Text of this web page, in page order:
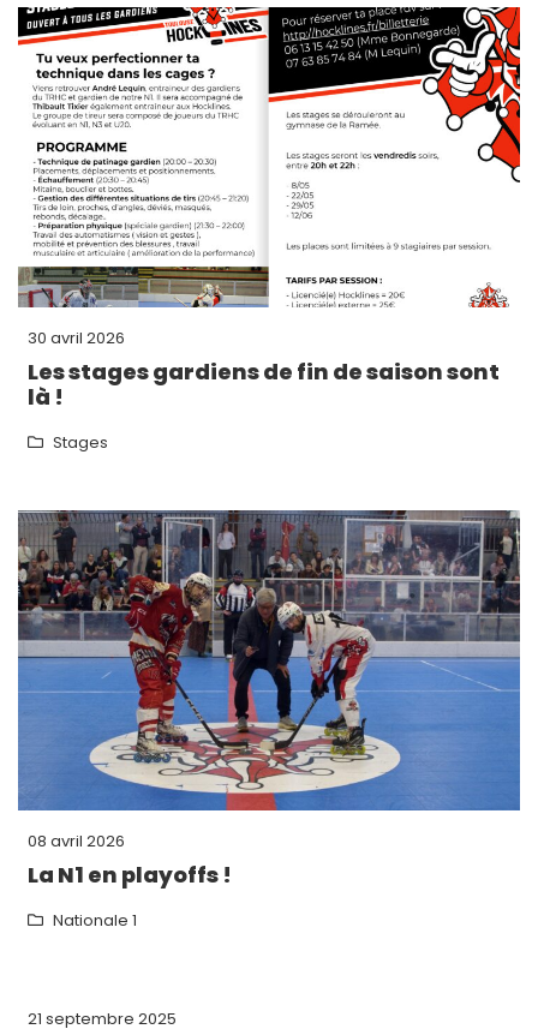
30 avril 2026
Les stages gardiens de fin de saison sont
là !
Stages
08 avril 2026
La N1 en playoffs !
Nationale 1
21 septembre 2025